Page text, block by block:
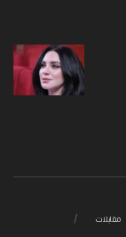
مقابلات